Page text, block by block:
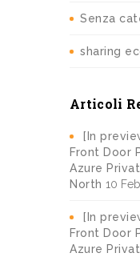
Senza
sharing
Articoli
[In
Front Door
Azure
North 10
[In
Front Door
Azure